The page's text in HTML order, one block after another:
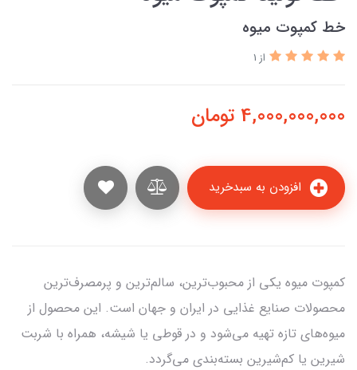
خط کمپوت میوه
از 1
4,000,000,000 تومان
کمپوت میوه یکی از محبوب‌ترین، سالم‌ترین و پرمصرف‌ترین
محصولات صنایع غذایی در ایران و جهان است. این محصول از
میوه‌های تازه تهیه می‌شود و در قوطی یا شیشه، همراه با شربت
شیرین یا کم‌شیرین بسته‌بندی می‌گردد.